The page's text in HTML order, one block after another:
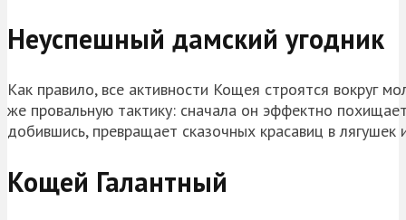
Неуспешный дамский угодник
Как правило, все активности Кощея строятся вокруг
же провальную тактику: сначала он эффектно
добившись, превращает сказочных красавиц в лягушек
Кощей Галантный